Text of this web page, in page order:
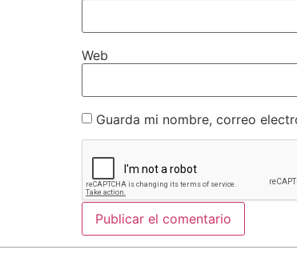
Web
Guarda mi nombre, correo